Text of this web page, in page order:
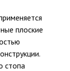
плоские
стопа